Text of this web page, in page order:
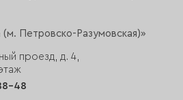
(м. Петровско-Разумовская)»
проезд, д. 4,
48